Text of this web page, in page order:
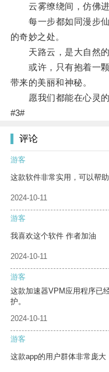
云雾缭绕间，仿佛进
每一步都如同漫步仙
的奇妙之处。
天路云，是大自然的
或许，只有抱着一颗
带来的美丽和神秘。
愿我们都能在心灵的
#3#
评论
游客
这款软件非常实用，可以帮助
2024-10-11
游客
我喜欢这个软件 作者加油
2024-10-11
游客
这款加速器VPM应用程序已
护。
2024-10-11
游客
这款app的用户群体非常庞大